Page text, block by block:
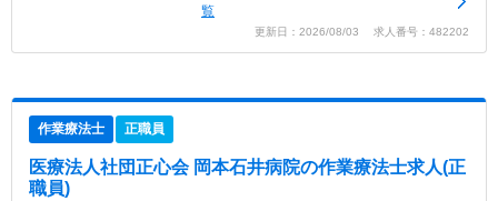
覧
更新日：2026/08/03 求人番号：482202
作業療法士 正職員
医療法人社団正心会 岡本石井病院の作業療法士求人(正
職員)